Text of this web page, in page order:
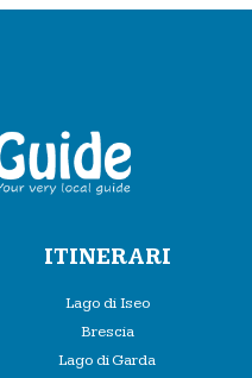
ITINERARI
Lago di Iseo
Brescia
Lago di Garda